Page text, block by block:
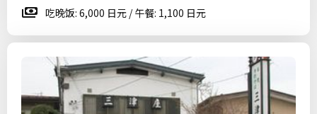
吃晚饭: 6,000 日元 / 午餐: 1,100 日元